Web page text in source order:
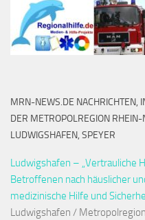
MRN-NEWS.DE NACHRICHTEN,
DER METROPOLREGION
LUDWIGSHAFEN, SPEYER
Ludwigshafen – „Vertrauliche
Betroffenen nach häuslicher
medizinische Hilfe und
Ludwigshafen /